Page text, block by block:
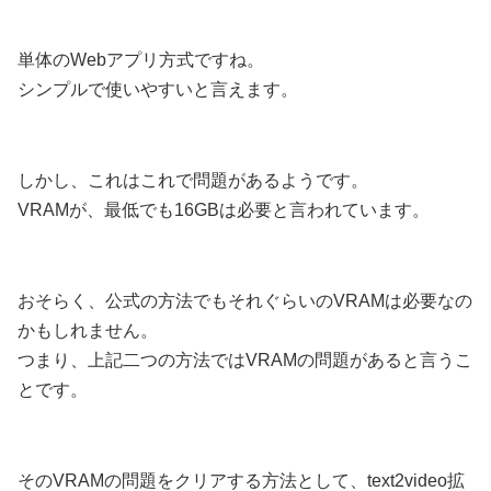
単体のWebアプリ方式ですね。
シンプルで使いやすいと言えます。
しかし、これはこれで問題があるようです。
VRAMが、最低でも16GBは必要と言われています。
おそらく、公式の方法でもそれぐらいのVRAMは必要なの
かもしれません。
つまり、上記二つの方法ではVRAMの問題があると言うこ
とです。
そのVRAMの問題をクリアする方法として、text2video拡